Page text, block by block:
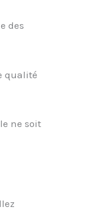
des
qualité
ne soit